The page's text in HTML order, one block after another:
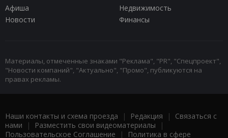
Афиша
Недвижимость
Новости
Финансы
Материалы, отмеченные знаками "Реклама", "PR", "Спецпроект",
"Новости компаний", "Актуально", "Промо", публикуются на
правах рекламы.
Наши контакты и схема проезда | Редакция | Связаться с
нами | Разместить свои видеоматериалы |
Пользовательское Соглашение | Политика в сфере